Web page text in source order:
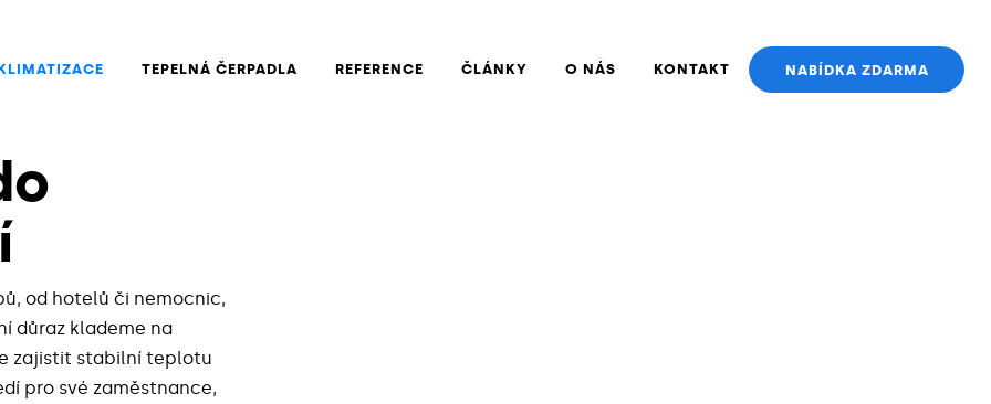
TEPELNÁ ČERPADLA REFERENCE ČLÁNKY O NÁS KONTAKT NABÍDKA ZDARMA
od hotelů či nemocnic,
důraz klademe na
zajistit stabilní teplotu
pro své zaměstnance,